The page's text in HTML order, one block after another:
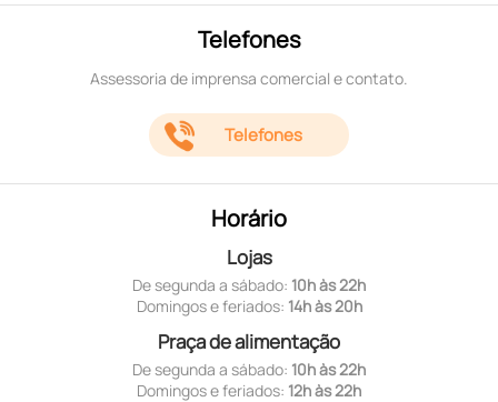
Telefones
Assessoria de imprensa comercial e contato.
Telefones
Horário
Lojas
De segunda a sábado: 10h às 22h
Domingos e feriados: 14h às 20h
Praça de alimentação
De segunda a sábado: 10h às 22h
Domingos e feriados: 12h às 22h